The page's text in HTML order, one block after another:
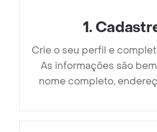
1.
Crie o seu perfil e
As informações são
nome completo,